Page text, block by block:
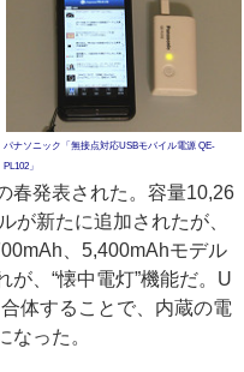
パナソニック「無接点対応USBモバイル電源 QE-
PL102」
春発表された。容量10,26
が新たに追加されたが、
、5,400mAhモデル
、“懐中電灯”機能だ。U
体することで、内蔵の電
なった。